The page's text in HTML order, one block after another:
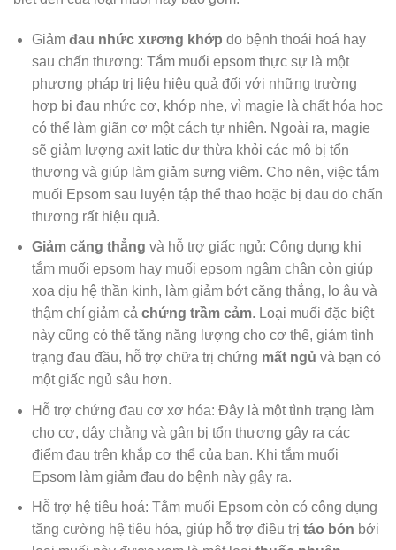
Giảm đau nhức xương khớp do bệnh thoái hoá hay
sau chấn thương: Tắm muối epsom thực sự là một
phương pháp trị liệu hiệu quả đối với những trường
hợp bị đau nhức cơ, khớp nhẹ, vì magie là chất hóa học
có thể làm giãn cơ một cách tự nhiên. Ngoài ra, magie
sẽ giảm lượng axit latic dư thừa khỏi các mô bị tổn
thương và giúp làm giảm sưng viêm. Cho nên, việc tắm
muối Epsom sau luyện tập thể thao hoặc bị đau do chấn
thương rất hiệu quả.
Giảm căng thẳng và hỗ trợ giấc ngủ: Công dụng khi
tắm muối epsom hay muối epsom ngâm chân còn giúp
xoa dịu hệ thần kinh, làm giảm bớt căng thẳng, lo âu và
thậm chí giảm cả chứng trầm cảm. Loại muối đặc biệt
này cũng có thể tăng năng lượng cho cơ thể, giảm tình
trạng đau đầu, hỗ trợ chữa trị chứng mất ngủ và bạn có
một giấc ngủ sâu hơn.
Hỗ trợ chứng đau cơ xơ hóa: Đây là một tình trạng làm
cho cơ, dây chằng và gân bị tổn thương gây ra các
điểm đau trên khắp cơ thể của bạn. Khi tắm muối
Epsom làm giảm đau do bệnh này gây ra.
Hỗ trợ hệ tiêu hoá: Tắm muối Epsom còn có công dụng
tăng cường hệ tiêu hóa, giúp hỗ trợ điều trị táo bón bởi